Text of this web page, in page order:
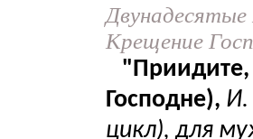
Двунадесятые
Крещение
Господне), И.
цикл), для